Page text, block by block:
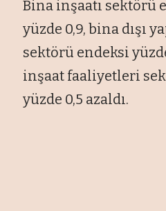
Bina inşaatı sektörü
yüzde 0,9, bina dışı
sektörü endeksi
inşaat faaliyetleri
yüzde 0,5 azaldı.